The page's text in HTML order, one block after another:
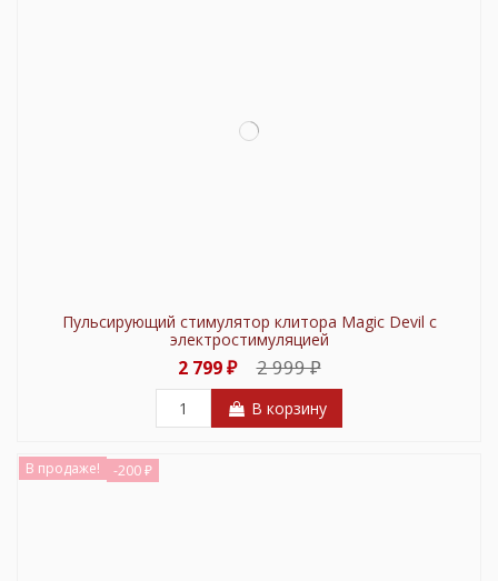
Пульсирующий стимулятор клитора Magic Devil с
электростимуляцией
2 799 ₽ 2 999 ₽
В корзину
В продаже! -200 ₽